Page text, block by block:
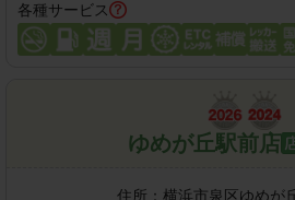
各種サービス
ゆめが丘駅前店
住所： 横浜市泉区ゆめが